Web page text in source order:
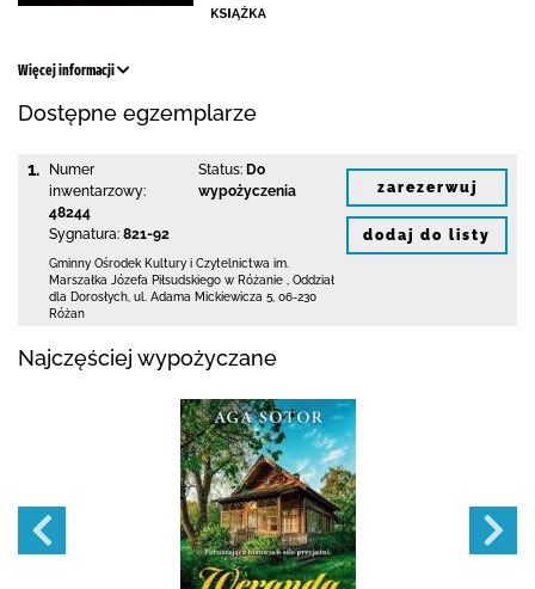
Więcej informacji
Dostępne egzemplarze
1.
Numer
inwentarzowy:
48244
Sygnatura: 821-92
Status: Do
wypożyczenia
Gminny Ośrodek Kultury i Czytelnictwa im.
Marszałka Józefa Piłsudskiego w Różanie
Oddział
dla Dorosłych, ul. Adama Mickiewicza 5 06-230
Różan
zarezerwuj
dodaj do listy
Najczęściej wypożyczane